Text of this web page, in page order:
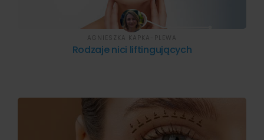
Rodzaje nici liftingujących
AGNIESZKA KAPKA-PLEWA